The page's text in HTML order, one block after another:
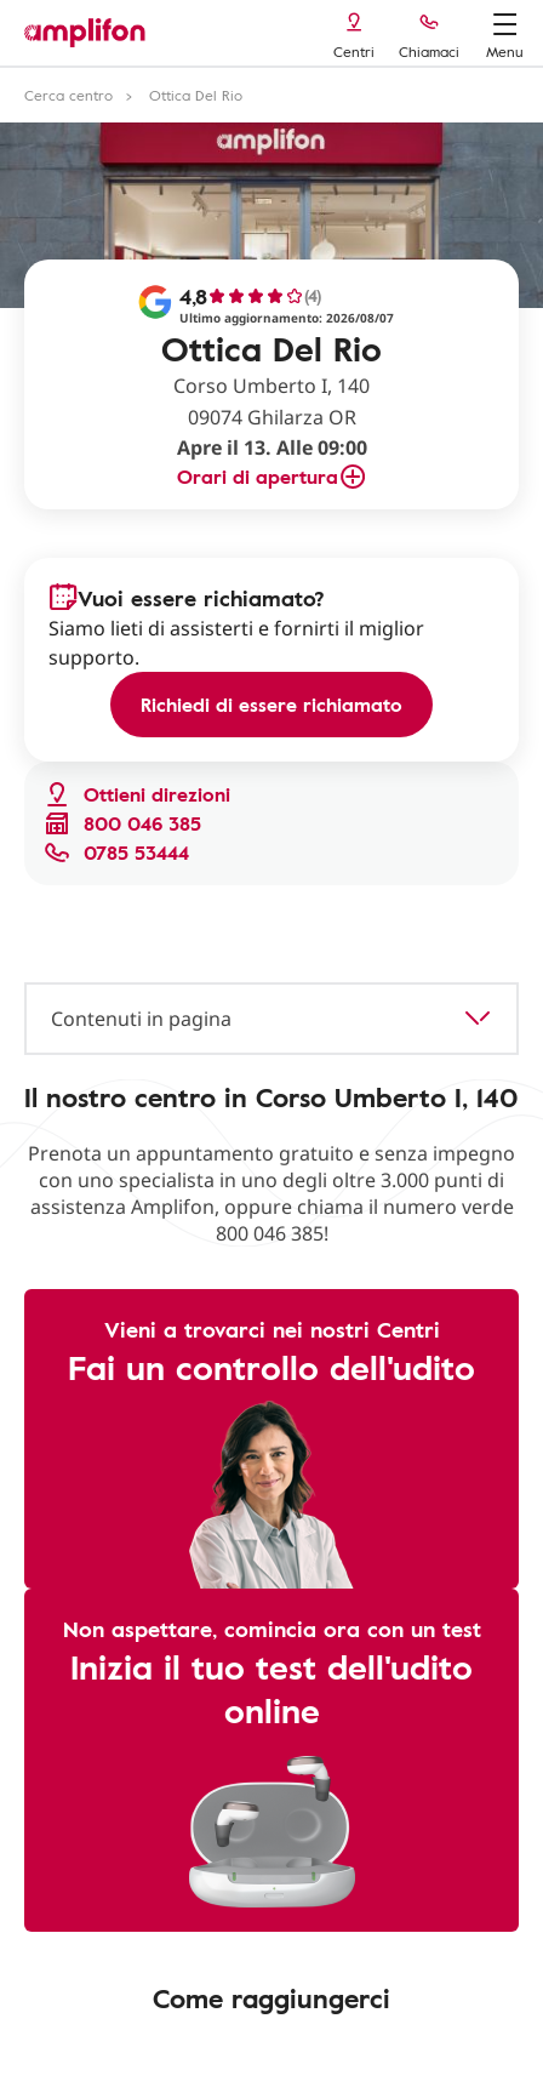
Centri Chiamaci
Menu
Cerca centro
Ottica Del Rio
Ottica Del Rio
4,8 (4)
Ultimo aggiornamento: 2026/08/07
Corso Umberto I, 140
09074 Ghilarza OR
Apre il 13. Alle 09:00
Orari di apertura
Ottieni direzioni
800 046 385
0785 53444
Vuoi essere richiamato?
Siamo lieti di assisterti e fornirti il miglior
supporto.
Richiedi di essere richiamato
Contenuti in pagina
Il nostro centro in Corso Umberto I, 140
Prenota un appuntamento gratuito e senza impegno
con uno specialista in uno degli oltre 3.000 punti di
assistenza Amplifon, oppure chiama il numero verde
800 046 385!
Vieni a trovarci nei nostri Centri
Fai un controllo dell'udito
Non aspettare, comincia ora con un test
Inizia il tuo test dell'udito
online
Come raggiungerci